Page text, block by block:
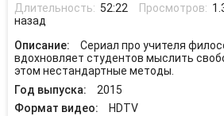
Длительность: 52:22 Просмотров:
назад
Описание:
Сериал про учителя
вдохновляет студентов мыслить
этом нестандартные методы.
Год выпуска:
2015
Формат видео:
HDTV